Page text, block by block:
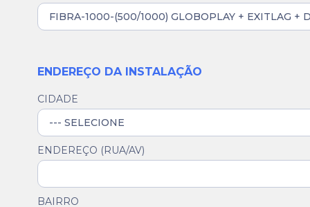
ENDEREÇO DA INSTALAÇÃO
CIDADE
ENDEREÇO (RUA/AV)
BAIRRO